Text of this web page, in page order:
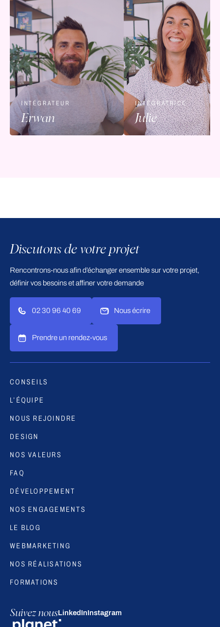
INTÉGRATEUR
Erwan
INTÉGRATRICE
Julie
Discutons de votre projet
Rencontrons-nous afin d’échanger ensemble sur votre projet,
définir vos besoins et affiner votre demande
02 30 96 40 69 Nous écrire
Prendre un rendez-vous
CONSEILS
L’ÉQUIPE
NOUS REJOINDRE
DESIGN
NOS VALEURS
FAQ
DÉVELOPPEMENT
NOS ENGAGEMENTS
LE BLOG
WEBMARKETING
NOS RÉALISATIONS
FORMATIONS
Suivez nousLinkedInInstagram